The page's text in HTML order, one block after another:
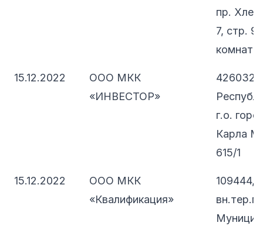
пр.
7, стр.
комната
15.12.2022
ООО МКК
«ИНВЕСТОР»
426032,
г.о.
Карла
615/1
15.12.2022
ООО МКК
«Квалификация»
109444,
вн.тер.г.